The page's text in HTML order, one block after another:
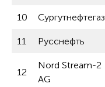
10 Сургутнефтегаз
11 Русснефть
12
Nord Stream-2
AG